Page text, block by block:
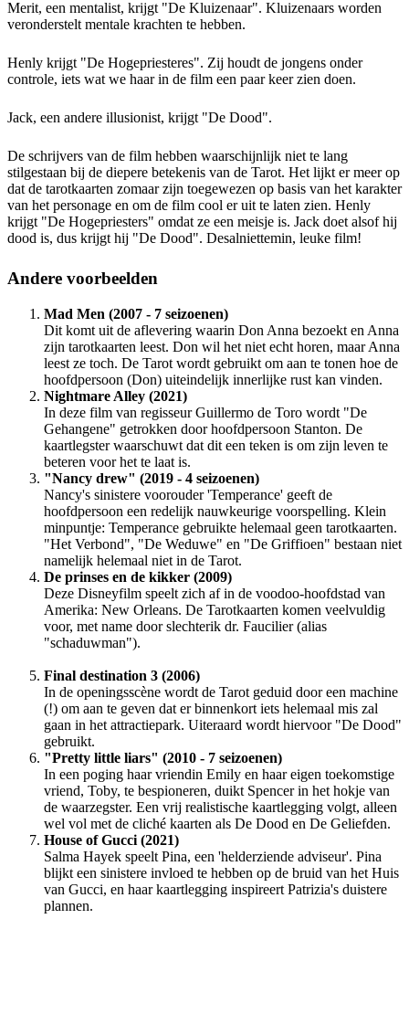
Merit, een mentalist, krijgt "De Kluizenaar". Kluizenaars worden
veronderstelt mentale krachten te hebben.
Henly krijgt "De Hogepriesteres". Zij houdt de jongens onder
controle, iets wat we haar in de film een ​​paar keer zien doen.
Jack, een andere illusionist, krijgt "De Dood".
De schrijvers van de film hebben waarschijnlijk niet te lang
stilgestaan bij de diepere betekenis van de Tarot. Het lijkt er meer op
dat de tarotkaarten zomaar zijn toegewezen op basis van het karakter
van het personage en om de film cool er uit te laten zien. Henly
krijgt "De Hogepriesters" omdat ze een meisje is. Jack doet alsof hij
dood is, dus krijgt hij "De Dood". Desalniettemin, leuke film!
Andere voorbeelden
Mad Men (2007 - 7 seizoenen)
Dit komt uit de aflevering waarin Don Anna bezoekt en Anna
zijn tarotkaarten leest. Don wil het niet echt horen, maar Anna
leest ze toch. De Tarot wordt gebruikt om aan te tonen hoe de
hoofdpersoon (Don) uiteindelijk innerlijke rust kan vinden.
Nightmare Alley (2021)
In deze film van regisseur Guillermo de Toro wordt "De
Gehangene" getrokken door hoofdpersoon Stanton. De
kaartlegster waarschuwt dat dit een teken is om zijn leven te
beteren voor het te laat is.
"Nancy drew" (2019 - 4 seizoenen)
Nancy's sinistere voorouder 'Temperance' geeft de
hoofdpersoon een redelijk nauwkeurige voorspelling. Klein
minpuntje: Temperance gebruikte helemaal geen tarotkaarten.
"Het Verbond", "De Weduwe" en "De Griffioen" bestaan niet
namelijk helemaal niet in de Tarot.
De prinses en de kikker (2009)
Deze Disneyfilm speelt zich af in de voodoo-hoofdstad van
Amerika: New Orleans. De Tarotkaarten komen veelvuldig
voor, met name door slechterik dr. Faucilier (alias
"schaduwman").
Final destination 3 (2006)
In de openingsscène wordt de Tarot geduid door een machine
(!) om aan te geven dat er binnenkort iets helemaal mis zal
gaan in het attractiepark. Uiteraard wordt hiervoor "De Dood"
gebruikt.
"Pretty little liars" (2010 - 7 seizoenen)
In een poging haar vriendin Emily en haar eigen toekomstige
vriend, Toby, te bespioneren, duikt Spencer in het hokje van
de waarzegster. Een vrij realistische kaartlegging volgt, alleen
wel vol met de cliché kaarten als De Dood en De Geliefden.
House of Gucci (2021)
Salma Hayek speelt Pina, een 'helderziende adviseur'. Pina
blijkt een sinistere invloed te hebben op de bruid van het Huis
van Gucci, en haar kaartlegging inspireert Patrizia's duistere
plannen.